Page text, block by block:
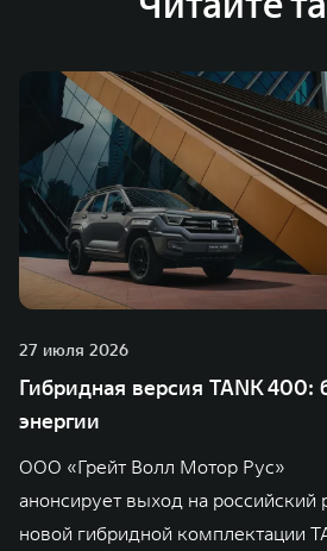
27 июля 2026
Гибридная версия TANK 400:
энергии
ООО «Грейт Волл Мотор Рус»
анонсирует выход на российский
новой гибридной комплектации